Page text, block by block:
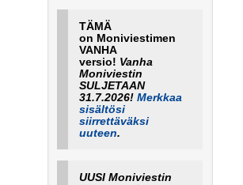
TÄMÄ
on Moniviestimen
VANHA
versio! Vanha
Moniviestin
SULJETAAN
31.7.2026! Merkkaa
sisältösi
siirrettäväksi
uuteen.
UUSI Moniviestin